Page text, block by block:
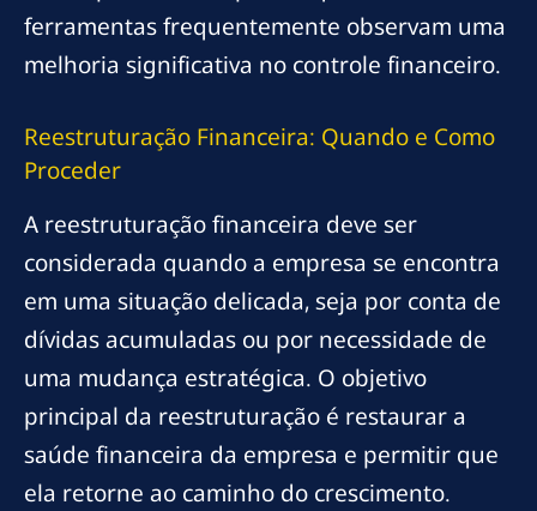
ferramentas frequentemente observam uma
melhoria significativa no controle financeiro.
Reestruturação Financeira: Quando e Como
Proceder
A reestruturação financeira deve ser
considerada quando a empresa se encontra
em uma situação delicada, seja por conta de
dívidas acumuladas ou por necessidade de
uma mudança estratégica. O objetivo
principal da reestruturação é restaurar a
saúde financeira da empresa e permitir que
ela retorne ao caminho do crescimento.